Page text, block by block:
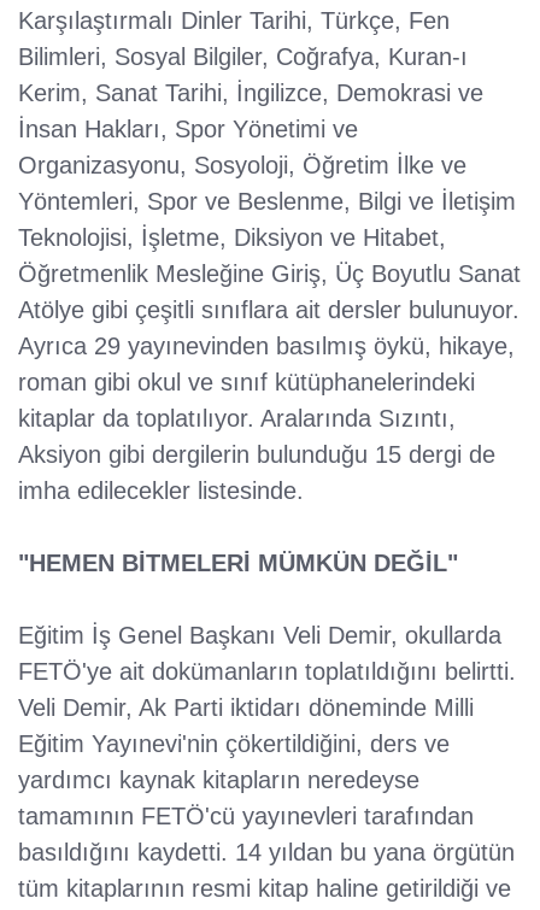
Karşılaştırmalı Dinler Tarihi, Türkçe, Fen
Bilimleri, Sosyal Bilgiler, Coğrafya, Kuran-ı
Kerim, Sanat Tarihi, İngilizce, Demokrasi ve
İnsan Hakları, Spor Yönetimi ve
Organizasyonu, Sosyoloji, Öğretim İlke ve
Yöntemleri, Spor ve Beslenme, Bilgi ve İletişim
Teknolojisi, İşletme, Diksiyon ve Hitabet,
Öğretmenlik Mesleğine Giriş, Üç Boyutlu Sanat
Atölye gibi çeşitli sınıflara ait dersler bulunuyor.
Ayrıca 29 yayınevinden basılmış öykü, hikaye,
roman gibi okul ve sınıf kütüphanelerindeki
kitaplar da toplatılıyor. Aralarında Sızıntı,
Aksiyon gibi dergilerin bulunduğu 15 dergi de
imha edilecekler listesinde.
"HEMEN BİTMELERİ MÜMKÜN DEĞİL"
Eğitim İş Genel Başkanı Veli Demir, okullarda
FETÖ'ye ait dokümanların toplatıldığını belirtti.
Veli Demir, Ak Parti iktidarı döneminde Milli
Eğitim Yayınevi'nin çökertildiğini, ders ve
yardımcı kaynak kitapların neredeyse
tamamının FETÖ'cü yayınevleri tarafından
basıldığını kaydetti. 14 yıldan bu yana örgütün
tüm kitaplarının resmi kitap haline getirildiği ve